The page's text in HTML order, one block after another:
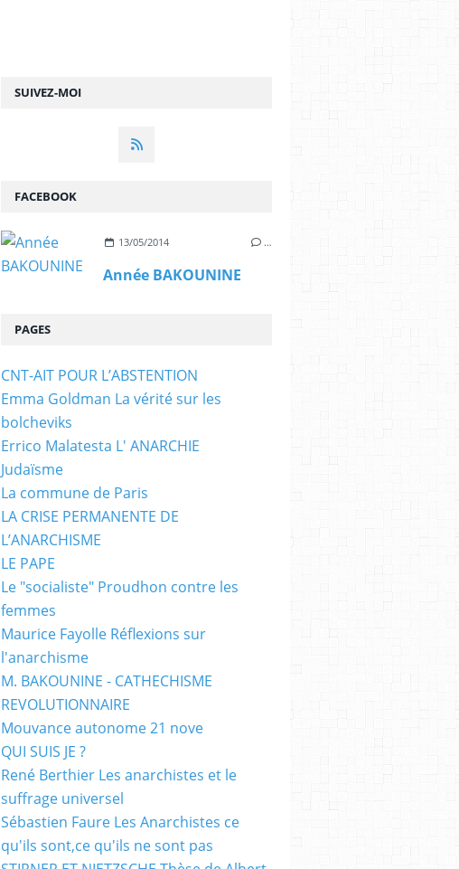
SUIVEZ-MOI
FACEBOOK
13/05/2014 …
Année BAKOUNINE
PAGES
CNT-AIT POUR L’ABSTENTION
Emma Goldman La vérité sur les
bolcheviks
Errico Malatesta L' ANARCHIE
Judaïsme
La commune de Paris
LA CRISE PERMANENTE DE
L’ANARCHISME
LE PAPE
Le "socialiste" Proudhon contre les
femmes
Maurice Fayolle Réflexions sur
l'anarchisme
M. BAKOUNINE - CATHECHISME
REVOLUTIONNAIRE
Mouvance autonome 21 nove
QUI SUIS JE ?
René Berthier Les anarchistes et le
suffrage universel
Sébastien Faure Les Anarchistes ce
qu'ils sont,ce qu'ils ne sont pas